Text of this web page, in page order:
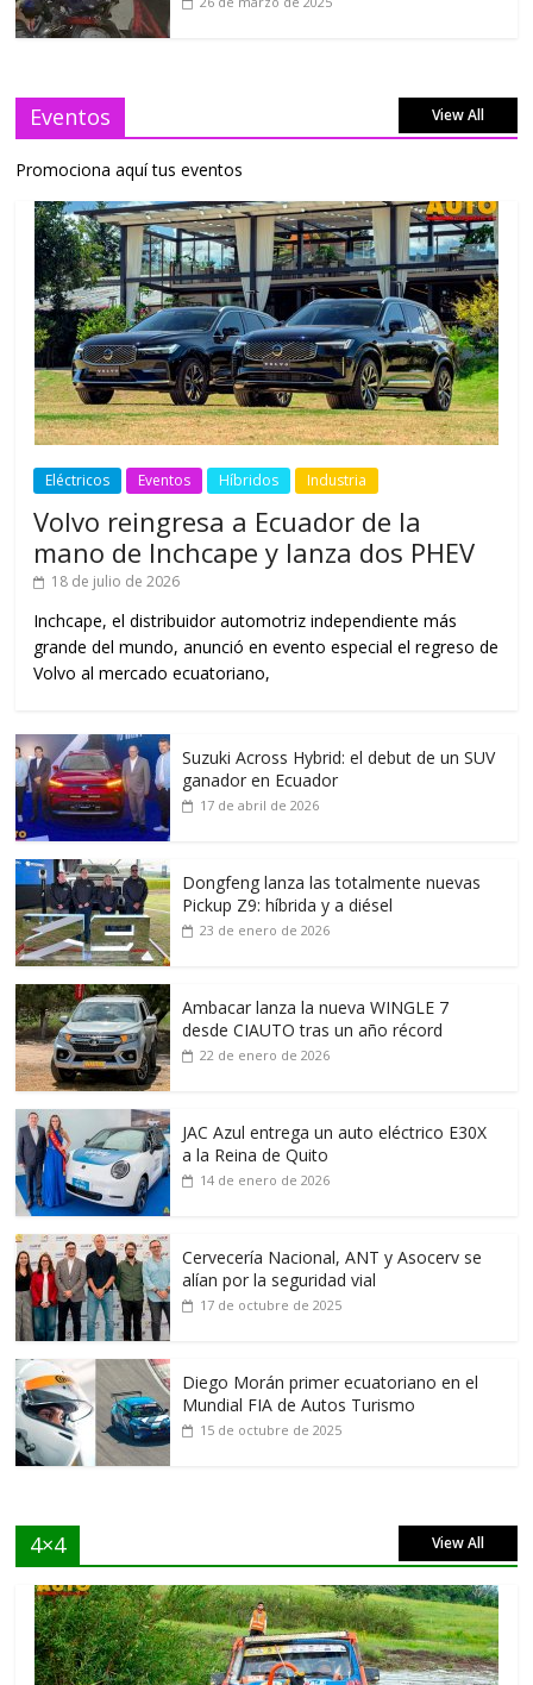
Eventos View All
Promociona aquí tus eventos
Eléctricos Eventos Híbridos Industria
Volvo reingresa a Ecuador de la
mano de Inchcape y lanza dos PHEV
18 de julio de 2026
Inchcape, el distribuidor automotriz independiente más
grande del mundo, anunció en evento especial el regreso de
Volvo al mercado ecuatoriano,
Suzuki Across Hybrid: el debut de un SUV
ganador en Ecuador
17 de abril de 2026
Dongfeng lanza las totalmente nuevas
Pickup Z9: híbrida y a diésel
23 de enero de 2026
Ambacar lanza la nueva WINGLE 7
desde CIAUTO tras un año récord
22 de enero de 2026
JAC Azul entrega un auto eléctrico E30X
a la Reina de Quito
14 de enero de 2026
Cervecería Nacional, ANT y Asocerv se
alían por la seguridad vial
17 de octubre de 2025
Diego Morán primer ecuatoriano en el
Mundial FIA de Autos Turismo
15 de octubre de 2025
4×4 View All